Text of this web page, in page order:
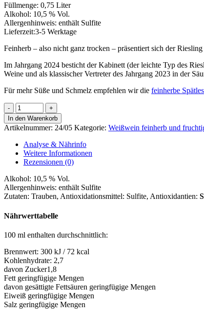
Füllmenge: 0,75 Liter
Alkohol: 10,5 % Vol.
Allergenhinweis: enthält Sulfite
Lieferzeit:3-5 Werktage
Feinherb – also nicht ganz trocken – präsentiert sich der
Im Jahrgang 2024 besticht der Kabinett (der leichte Typ des
Weine und als klassischer Vertreter des Jahrgang 2023 in der
Für mehr Süße und Schmelz empfehlen wir die feinherbe
Bacharacher
Riesling
Kabinett
feinherb
Menge
In den Warenkorb
Artikelnummer: 24/05 Kategorie: Weißwein feinherb und
Analyse & Nährinfo
Weitere Informationen
Rezensionen (0)
Alkohol: 10,5 % Vol.
Allergenhinweis: enthält Sulfite
Zutaten: Trauben, Antioxidationsmittel: Sulfite, Antioxidantien:
Nährwerttabelle
100 ml enthalten durchschnittlich:
Brennwert: 300 kJ / 72 kcal
Kohlenhydrate: 2,7
davon Zucker1,8
Fett geringfügige Mengen
davon gesättigte Fettsäuren geringfügige Mengen
Eiweiß geringfügige Mengen
Salz geringfügige Mengen